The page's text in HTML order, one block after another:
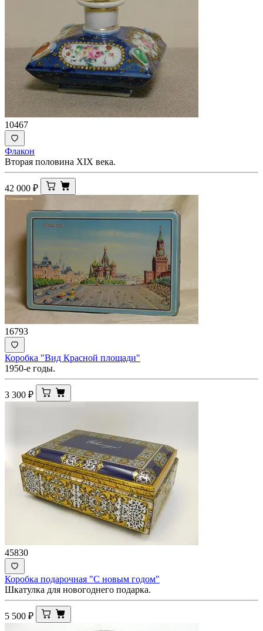
10467
Флакон
Вторая половина XIX века.
42 000 ₽
16793
Коробка "Вид Красной площади"
1950-е годы.
3 300 ₽
45830
Коробка подарочная "С новым годом"
Шкатулка для новогоднего подарка.
5 500 ₽